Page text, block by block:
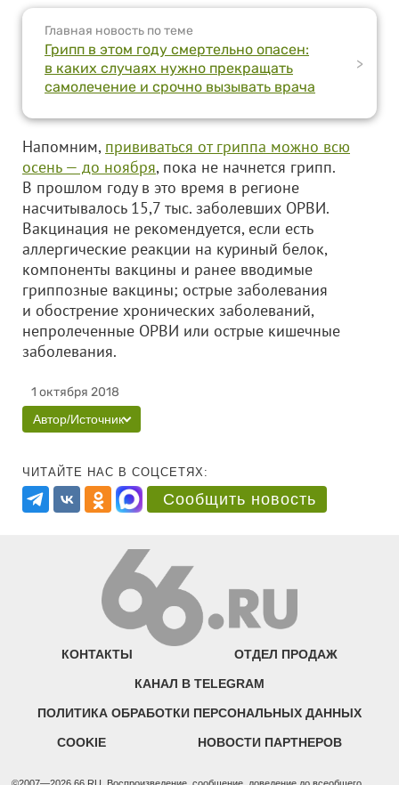
Главная новость по теме
Грипп в этом году смертельно опасен:
в каких случаях нужно прекращать
самолечение и срочно вызывать врача
>
Напомним, прививаться от гриппа можно всю
осень — до ноября, пока не начнется грипп.
В прошлом году в это время в регионе
насчитывалось 15,7 тыс. заболевших ОРВИ.
Вакцинация не рекомендуется, если есть
аллергические реакции на куриный белок,
компоненты вакцины и ранее вводимые
гриппозные вакцины; острые заболевания
и обострение хронических заболеваний,
непролеченные ОРВИ или острые кишечные
заболевания.
1 октября 2018
Автор/Источник
ЧИТАЙТЕ НАС В СОЦСЕТЯХ:
Сообщить новость
КОНТАКТЫ ОТДЕЛ ПРОДАЖ
КАНАЛ В TELEGRAM
ПОЛИТИКА ОБРАБОТКИ ПЕРСОНАЛЬНЫХ ДАННЫХ
COOKIE НОВОСТИ ПАРТНЕРОВ